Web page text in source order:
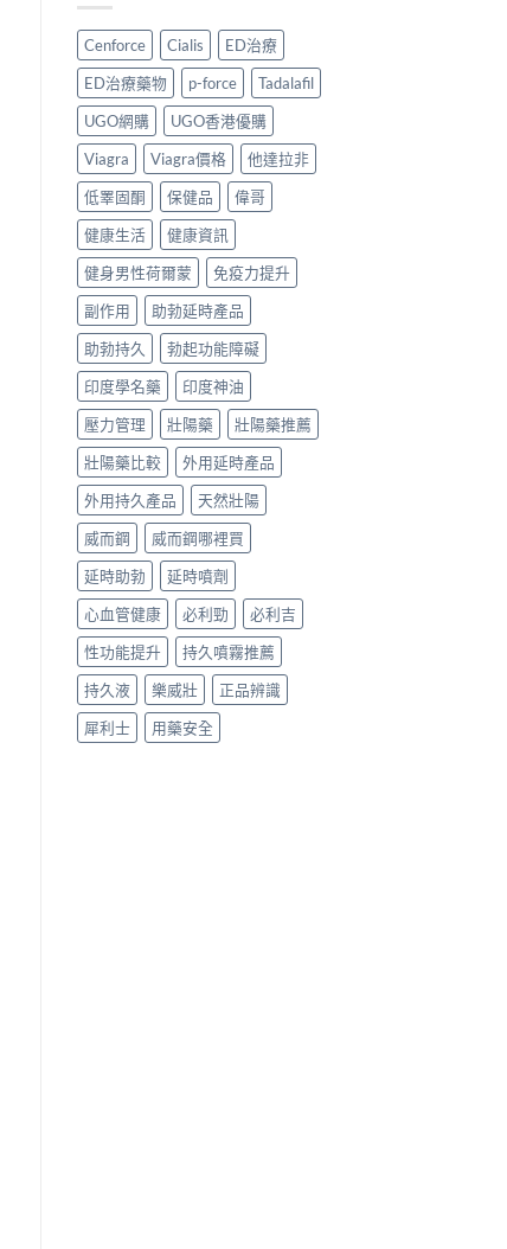
Cenforce Cialis
ED治療
ED治療藥物
p-force
Tadalafil
UGO網購
UGO香港優購
Viagra
Viagra價格
他達拉非
低睪固酮
保健品
偉哥
健康生活
健康資訊
健身男性荷爾蒙
免疫力提升
副作用
助勃延時產品
助勃持久
勃起功能障礙
印度學名藥
印度神油
壓力管理
壯陽藥
壯陽藥推薦
壯陽藥比較
外用延時產品
外用持久產品
天然壯陽
威而鋼
威而鋼哪裡買
延時助勃
延時噴劑
心血管健康
必利勁
必利吉
性功能提升
持久噴霧推薦
持久液
樂威壯
正品辨識
犀利士
用藥安全